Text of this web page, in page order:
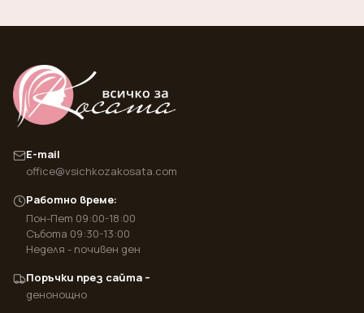
E-mail
office@vsichkozakosata.com
Работно време:
Пон-Пет 09:00-18:00
Събота 09:30-13:00
Неделя - почивен ден
Поръчки през сайта –
денонощно